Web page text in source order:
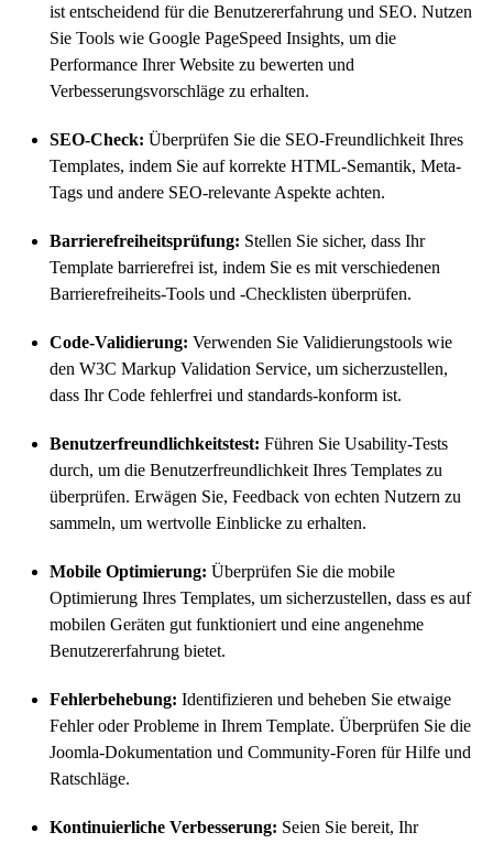
ist entscheidend für die Benutzererfahrung und SEO. Nutzen
Sie Tools wie Google PageSpeed Insights, um die
Performance Ihrer Website zu bewerten und
Verbesserungsvorschläge zu erhalten.
SEO-Check: Überprüfen Sie die SEO-Freundlichkeit Ihres
Templates, indem Sie auf korrekte HTML-Semantik, Meta-
Tags und andere SEO-relevante Aspekte achten.
Barrierefreiheitsprüfung: Stellen Sie sicher, dass Ihr
Template barrierefrei ist, indem Sie es mit verschiedenen
Barrierefreiheits-Tools und -Checklisten überprüfen.
Code-Validierung: Verwenden Sie Validierungstools wie
den W3C Markup Validation Service, um sicherzustellen,
dass Ihr Code fehlerfrei und standards-konform ist.
Benutzerfreundlichkeitstest: Führen Sie Usability-Tests
durch, um die Benutzerfreundlichkeit Ihres Templates zu
überprüfen. Erwägen Sie, Feedback von echten Nutzern zu
sammeln, um wertvolle Einblicke zu erhalten.
Mobile Optimierung: Überprüfen Sie die mobile
Optimierung Ihres Templates, um sicherzustellen, dass es auf
mobilen Geräten gut funktioniert und eine angenehme
Benutzererfahrung bietet.
Fehlerbehebung: Identifizieren und beheben Sie etwaige
Fehler oder Probleme in Ihrem Template. Überprüfen Sie die
Joomla-Dokumentation und Community-Foren für Hilfe und
Ratschläge.
Kontinuierliche Verbesserung: Seien Sie bereit, Ihr